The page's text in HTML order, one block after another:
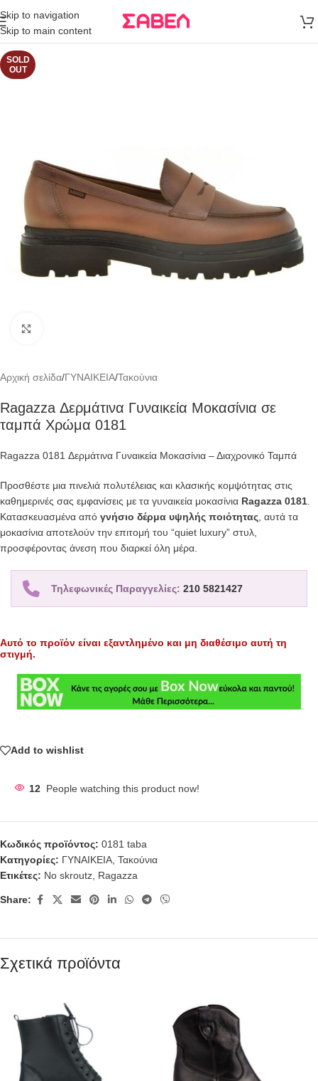
Skip to navigation
Skip to main content
άνω των 80€
Παραγγελία
SOLD
OUT
Αρχική σελίδα/ΓΥΝΑΙΚΕΙΑ/Τακούνια
Ragazza Δερμάτινα Γυναικεία Μοκασίνια σε
ταμπά Χρώμα 0181
Ragazza 0181 Δερμάτινα Γυναικεία Μοκασίνια – Διαχρονικό Ταμπά
Προσθέστε μια πινελιά πολυτέλειας και κλασικής κομψότητας στις
καθημερινές σας εμφανίσεις με τα γυναικεία μοκασίνια Ragazza 0181
Κατασκευασμένα από γνήσιο δέρμα υψηλής ποιότητας αυτά τα
μοκασίνια αποτελούν την επιτομή του “quiet luxury” στυλ,
προσφέροντας άνεση που διαρκεί όλη μέρα.
Τηλεφωνικές Παραγγελίες: 210 5821427
Αυτό το προϊόν είναι εξαντλημένο και μη διαθέσιμο αυτή τη
στιγμή.
Add to wishlist
12 People watching this product now!
Κωδικός προϊόντος: 0181 taba
Κατηγορίες: ΓΥΝΑΙΚΕΙΑ Τακούνια
Ετικέτες: No skroutz Ragazza
Share:
Σχετικά προϊόντα